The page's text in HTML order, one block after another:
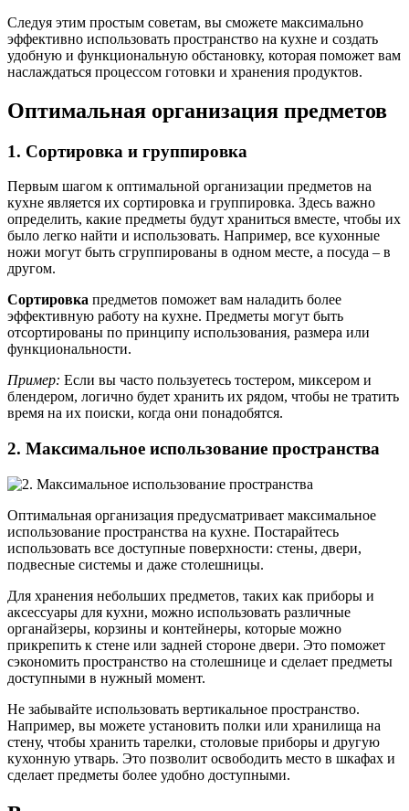
Следуя этим простым советам, вы сможете максимально
эффективно использовать пространство на кухне и создать
удобную и функциональную обстановку, которая поможет вам
наслаждаться процессом готовки и хранения продуктов.
Оптимальная организация предметов
1. Сортировка и группировка
Первым шагом к оптимальной организации предметов на
кухне является их сортировка и группировка. Здесь важно
определить, какие предметы будут храниться вместе, чтобы их
было легко найти и использовать. Например, все кухонные
ножи могут быть сгруппированы в одном месте, а посуда – в
другом.
Сортировка предметов поможет вам наладить более
эффективную работу на кухне. Предметы могут быть
отсортированы по принципу использования, размера или
функциональности.
Пример: Если вы часто пользуетесь тостером, миксером и
блендером, логично будет хранить их рядом, чтобы не тратить
время на их поиски, когда они понадобятся.
2. Максимальное использование пространства
Оптимальная организация предусматривает максимальное
использование пространства на кухне. Постарайтесь
использовать все доступные поверхности: стены, двери,
подвесные системы и даже столешницы.
Для хранения небольших предметов, таких как приборы и
аксессуары для кухни, можно использовать различные
органайзеры, корзины и контейнеры, которые можно
прикрепить к стене или задней стороне двери. Это поможет
сэкономить пространство на столешнице и сделает предметы
доступными в нужный момент.
Не забывайте использовать вертикальное пространство.
Например, вы можете установить полки или хранилища на
стену, чтобы хранить тарелки, столовые приборы и другую
кухонную утварь. Это позволит освободить место в шкафах и
сделает предметы более удобно доступными.